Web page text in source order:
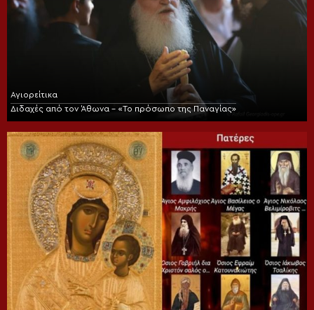
Αγιορείτικα
Διδαχές από τον Άθωνα – «Το πρόσωπο της Παναγίας»